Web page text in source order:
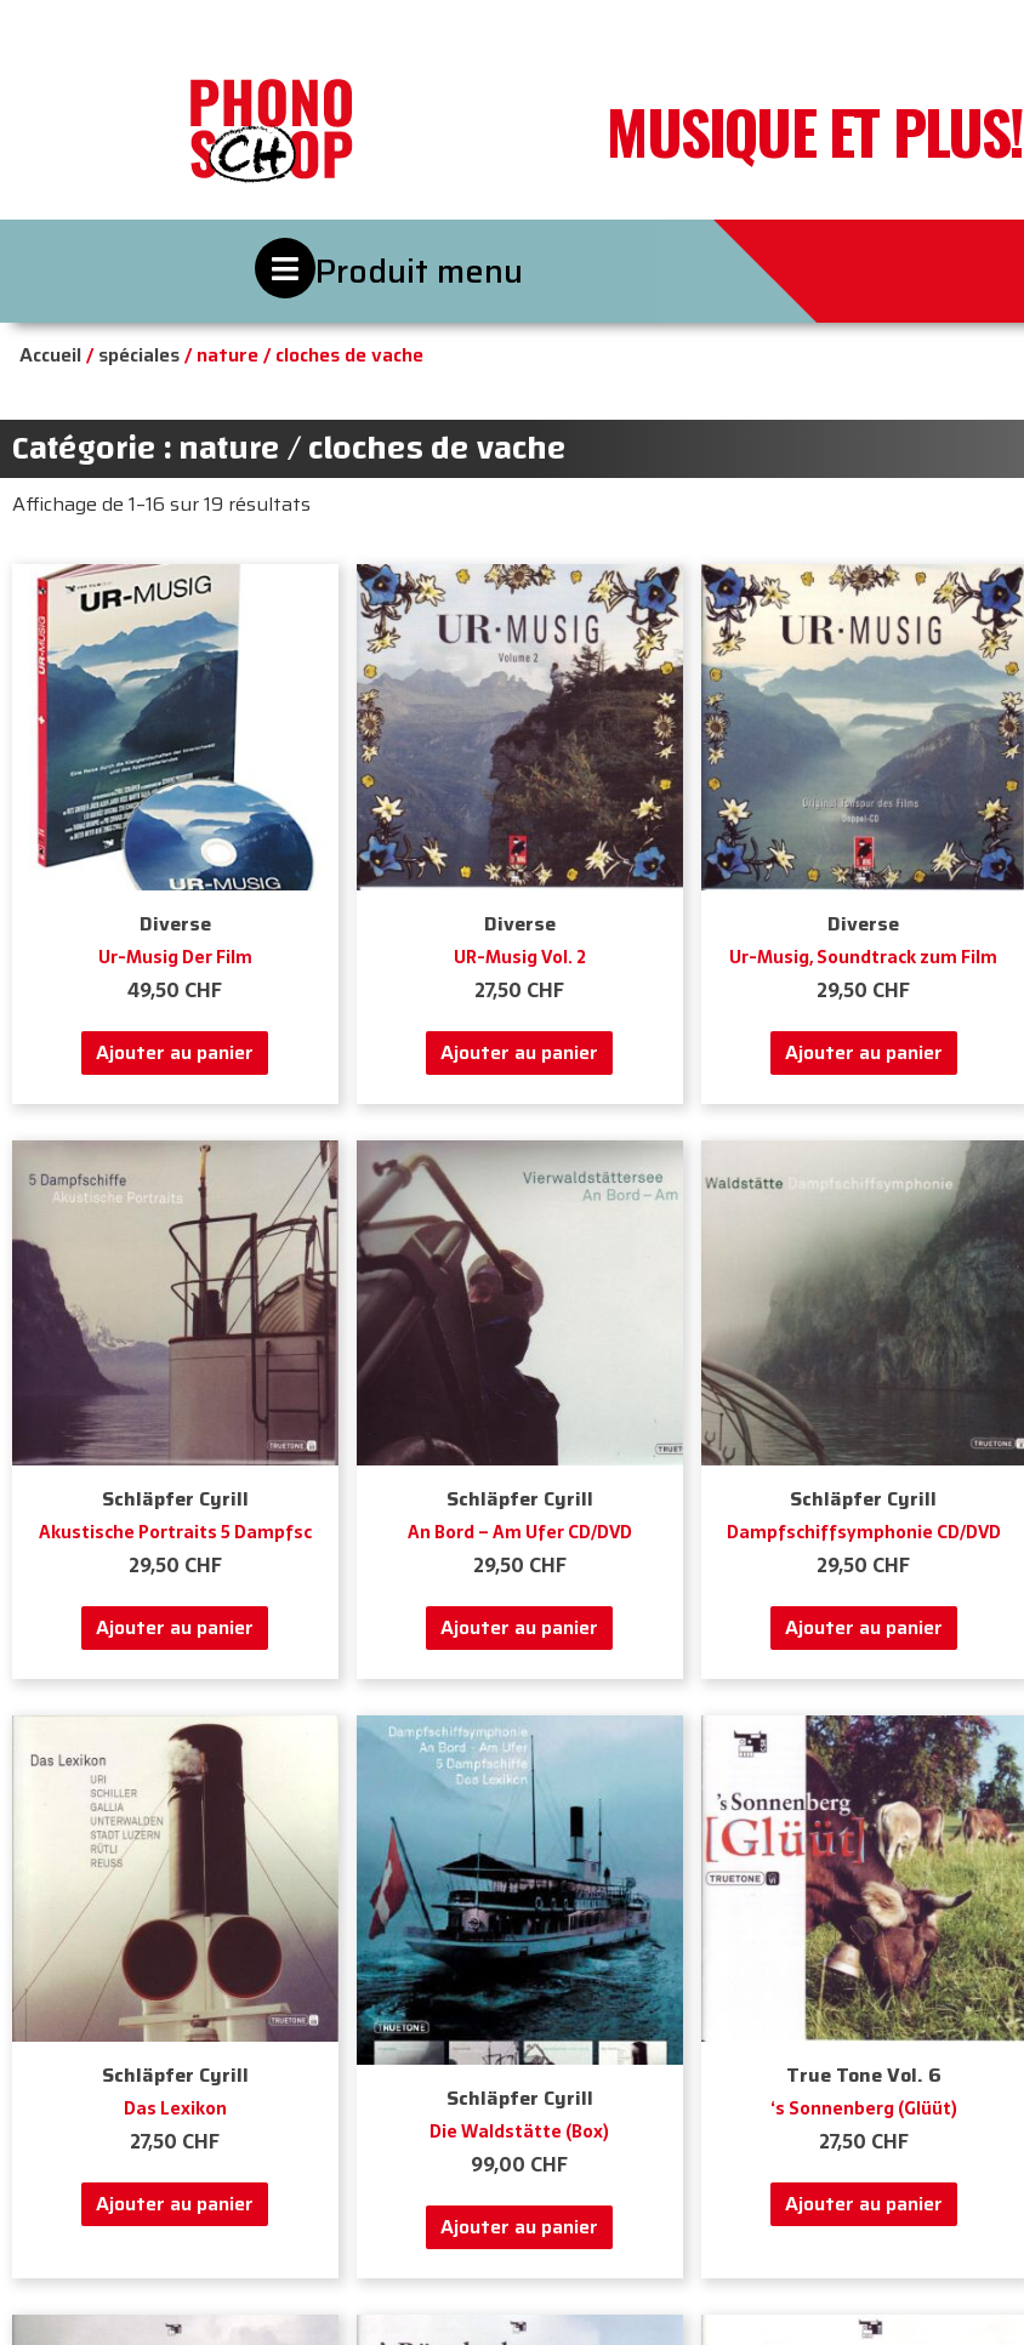
MUSIQUE ET PLUS!
Produit menu
Accueil/spéciales/ nature / cloches de vache
Catégorie : nature / cloches de vache
Affichage de 1–16 sur 19 résultats
Diverse
Ur-Musig Der Film
49,50 CHF
Ajouter au panier
Diverse
UR-Musig Vol. 2
27,50 CHF
Ajouter au panier
Diverse
Ur-Musig, Soundtrack zum Film
29,50 CHF
Ajouter au panier
Schläpfer Cyrill
Akustische Portraits 5 Dampfsc
29,50 CHF
Ajouter au panier
Schläpfer Cyrill
An Bord – Am Ufer CD/DVD
29,50 CHF
Ajouter au panier
Schläpfer Cyrill
Dampfschiffsymphonie CD/DVD
29,50 CHF
Ajouter au panier
Schläpfer Cyrill
Das Lexikon
27,50 CHF
Ajouter au panier
Schläpfer Cyrill
Die Waldstätte (Box)
99,00 CHF
Ajouter au panier
True Tone Vol. 6
‘s Sonnenberg (Glüüt)
27,50 CHF
Ajouter au panier